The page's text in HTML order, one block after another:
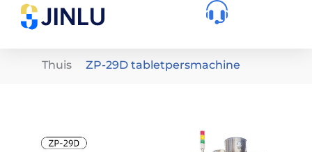
Thuis ZP-29D tabletpersmachine